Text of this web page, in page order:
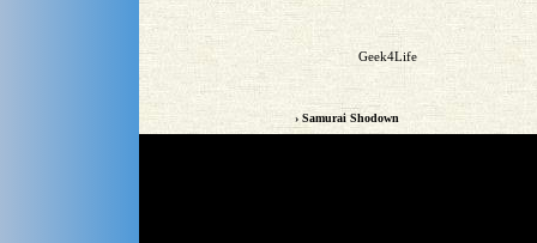
Geek4Life
› Samurai Shodown